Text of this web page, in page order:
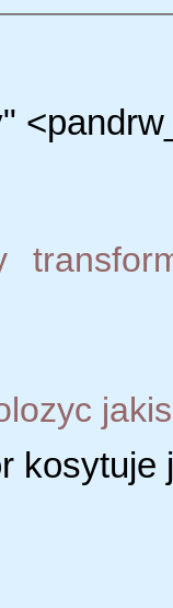
kosytuje